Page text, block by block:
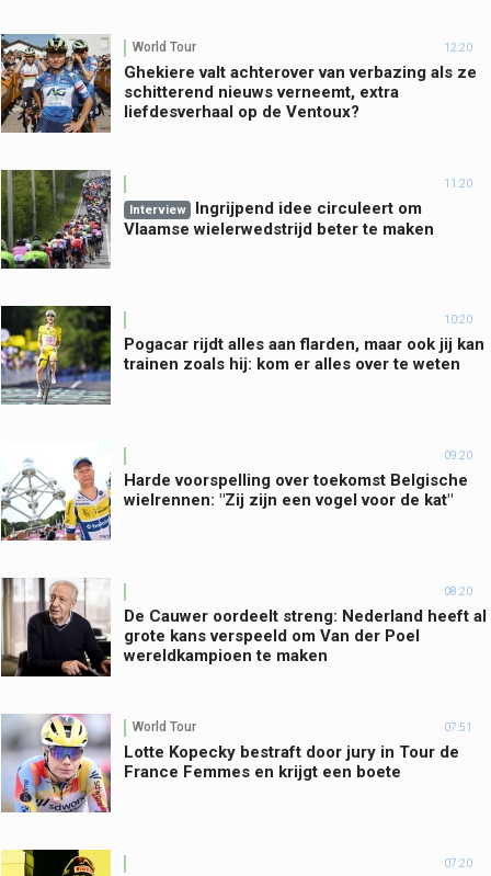
World Tour 12:20
Ghekiere valt achterover van verbazing als ze
schitterend nieuws verneemt, extra
liefdesverhaal op de Ventoux?
11:20
Interview
Ingrijpend idee circuleert om
Vlaamse wielerwedstrijd beter te maken
10:20
Pogacar rijdt alles aan flarden, maar ook jij kan
trainen zoals hij: kom er alles over te weten
09:20
Harde voorspelling over toekomst Belgische
wielrennen: "Zij zijn een vogel voor de kat"
08:20
De Cauwer oordeelt streng: Nederland heeft al
grote kans verspeeld om Van der Poel
wereldkampioen te maken
World Tour 07:51
Lotte Kopecky bestraft door jury in Tour de
France Femmes en krijgt een boete
07:20